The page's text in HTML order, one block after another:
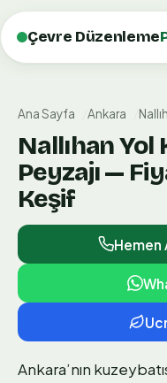
Çevre Düzenleme
Ana Sayfa Ankara
Nallıhan Yol
Peyzajı —
Keşif
Hemen
Ankara’nın